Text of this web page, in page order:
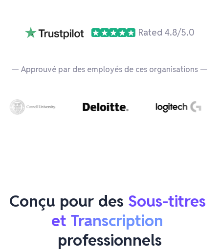
Rated 4.8/5.0
— Approuvé par des employés de ces organisations —
Conçu pour des Sous-titres
et Transcription
professionnels